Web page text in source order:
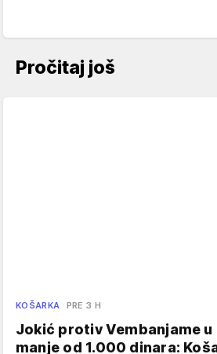
Pročitaj još
KOŠARKA PRE 3 H
Jokić protiv Vembanjame u
manje od 1.000 dinara: